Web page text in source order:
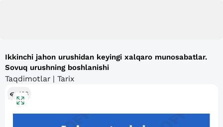
Ikkinchi jahon urushidan keyingi xalqaro munosabatlar.
Sovuq urushning boshlanishi
Taqdimotlar | Tarix
426